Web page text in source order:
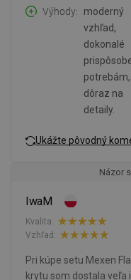
Výhody
moderný
vzhľad,
dokonalé
potrebám,
dôraz na
detaily.
Ukážte pôvodný
Názor
IwaM
Kvalita:
Vzhľad:
Pri kúpe setu Mexen
krytu som dostala veľa